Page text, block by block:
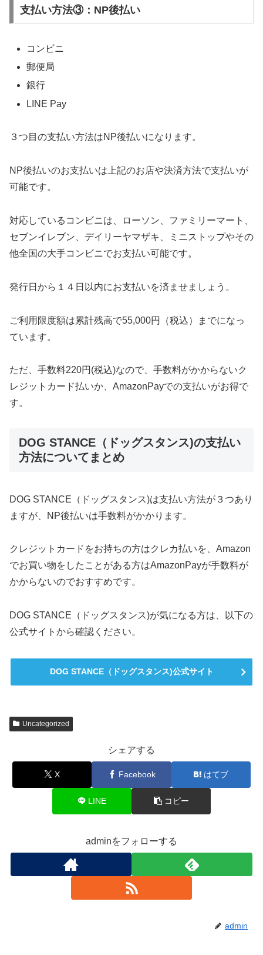
支払い方法③：NP後払い
コンビニ
郵便局
銀行
LINE Pay
３つ目の支払い方法はNP後払いになります。
NP後払いのお支払いは上記のお店や決済方法で支払いが
可能です。
対応しているコンビニは、ローソン、ファミリーマート、
セブンイレブン、デイリーヤマザキ、ミニストップやその
他全国の大手コンビニでお支払い可能です。
発行日から１４日以内にお支払いを済ませましょう。
ご利用限度額は累計残高で55,000円（税込）までになっ
ています。
ただ、手数料220円(税込)なので、手数料がかからないク
レジットカード払いか、AmazonPayでの支払いがお得で
す。
DOG STANCE（ドッグスタンス)の支払い
方法についてまとめ
DOG STANCE（ドッグスタンス)は支払い方法が３つあり
ますが、NP後払いは手数料がかかります。
クレジットカードをお持ちの方はクレカ払いを、Amazon
でお買い物をしたことがある方はAmazonPayが手数料が
かからないのでおすすめです。
DOG STANCE（ドッグスタンス)が気になる方は、以下の
公式サイトから確認ください。
DOG STANCE（ドッグスタンス)公式サイト
Uncategorized
シェアする
X Facebook はてブ
LINE コピー
adminをフォローする
admin